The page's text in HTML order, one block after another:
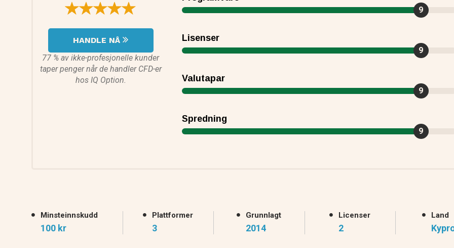
HANDLE NÅ
77 % av ikke-profesjonelle kunder
taper penger når de handler CFD-er
hos IQ Option.
9
Lisenser
9
Valutapar
9
Spredning
9
Minsteinnskudd
100 kr
Plattformer
3
Grunnlagt
2014
Licenser
2
Land